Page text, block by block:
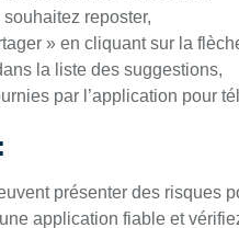
reposter,
» en cliquant sur la
la liste des suggestions,
par l’application pour
présenter des risques
application fiable et